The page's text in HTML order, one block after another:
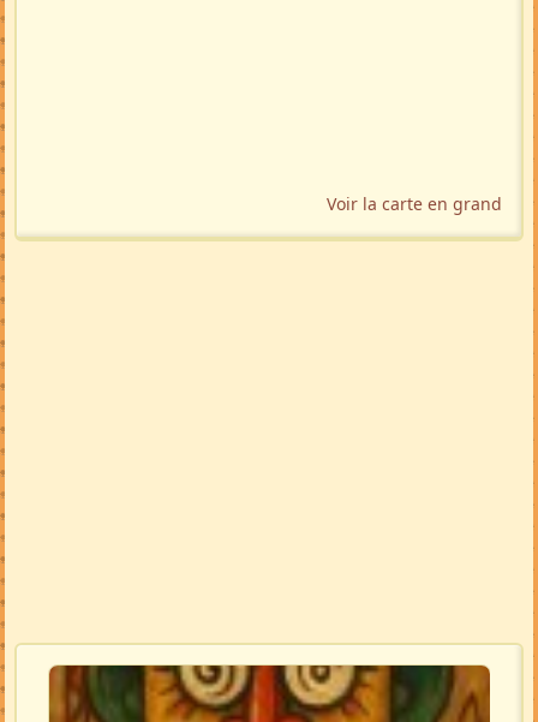
Voir la carte en grand